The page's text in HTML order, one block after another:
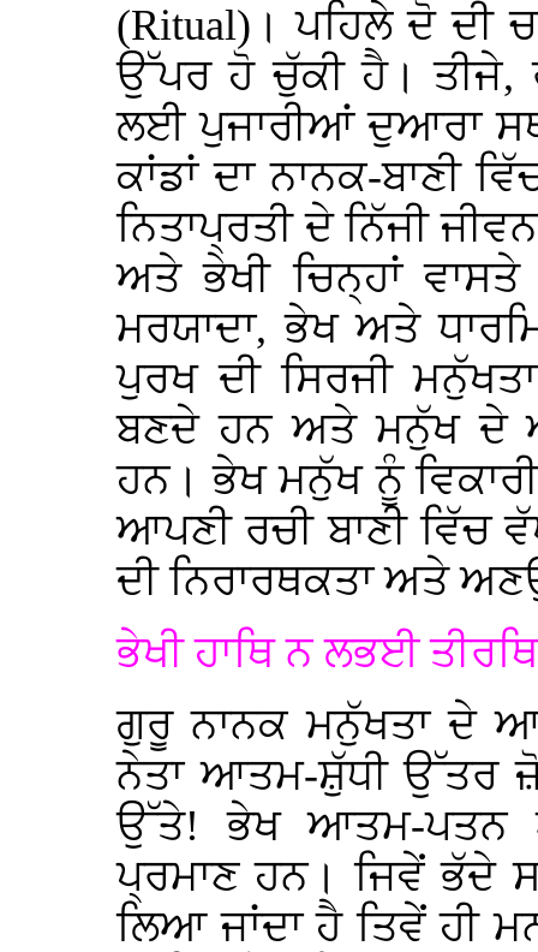
(Ritual) । ਪਹਿਲੇ ਦੋ ਦੀ
ਉੱਪਰ ਹੋ ਚੁੱਕੀ ਹੈ। ਤੀਜੇ,
ਲਈ ਪੁਜਾਰੀਆਂ ਦੁਆਰਾ
ਕਾਂਡਾਂ ਦਾ ਨਾਨਕ-ਬਾਣੀ
ਨਿਤਾਪ੍ਰਤੀ ਦੇ ਨਿੱਜੀ
ਅਤੇ ਭੇਖੀ ਚਿਨ੍ਹਾਂ
ਮਰਯਾਦਾ, ਭੇਖ ਅਤੇ
ਪੁਰਖ ਦੀ ਸਿਰਜੀ
ਬਣਦੇ ਹਨ ਅਤੇ ਮਨੁੱਖ ਦੇ
ਹਨ। ਭੇਖ ਮਨੁੱਖ ਨੂੰ
ਆਪਣੀ ਰਚੀ ਬਾਣੀ ਵਿੱਚ
ਦੀ ਨਿਰਾਰਥਕਤਾ ਅਤੇ
ਭੇਖੀ ਹਾਥਿ ਨ ਲਭਈ
ਗੁਰੂ ਨਾਨਕ ਮਨੁੱਖਤਾ ਦੇ
ਨੇਤਾ ਆਤਮ-ਸ਼ੁੱਧੀ ਉੱਤਰ
ਉੱਤੇ! ਭੇਖ ਆਤਮ-ਪਤਨ
ਪ੍ਰਮਾਣ ਹਨ। ਜਿਵੇਂ ਭੱਦੇ
ਲਿਆ ਜਾਂਦਾ ਹੈ ਤਿਵੇਂ ਹੀ